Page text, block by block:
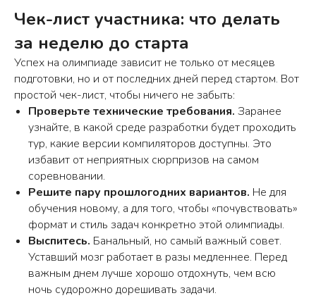
Чек-лист участника: что делать
за неделю до старта
Успех на олимпиаде зависит не только от месяцев
подготовки, но и от последних дней перед стартом. Вот
простой чек-лист, чтобы ничего не забыть:
Проверьте технические требования. Заранее
узнайте, в какой среде разработки будет проходить
тур, какие версии компиляторов доступны. Это
избавит от неприятных сюрпризов на самом
соревновании.
Решите пару прошлогодних вариантов. Не для
обучения новому, а для того, чтобы «почувствовать»
формат и стиль задач конкретно этой олимпиады.
Выспитесь. Банальный, но самый важный совет.
Уставший мозг работает в разы медленнее. Перед
важным днем лучше хорошо отдохнуть, чем всю
ночь судорожно дорешивать задачи.
Ежедневно c 9:30 до 21:00 (мск)
shkodish@yandex.ru
+7 (926) 890-87-95